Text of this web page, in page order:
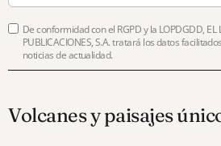
De conformidad con el RGPD y la LOPDGDD, EL
PUBLICACIONES, S.A. tratará los datos
noticias de actualidad.
Volcanes y paisajes